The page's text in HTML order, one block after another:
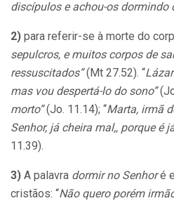
discípulos e achou-os dormindo
2) para referir-se à morte do
sepulcros, e muitos corpos de
ressuscitados”(Mt 27.52). “
mas vou despertá-lo do sono”
morto”(Jo. 11.14); “Marta, irmã
Senhor, já cheira mal,, porque é
11.39).
3) A palavra dormir no Senhoré
cristãos: “Não quero porém